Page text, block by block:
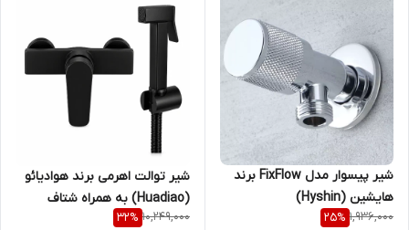
شیر پیسوار مدل FixFlow برند
هایشین (Hyshin)
1,936,000
25%
شیر توالت اهرمی برند هوادیائو
(Huadiao) به همراه شتاف
10,249,000
32%